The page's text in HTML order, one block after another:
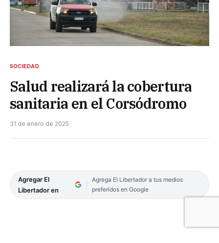
SOCIEDAD
Salud realizará la cobertura
sanitaria en el Corsódromo
31 de enero de 2025
Agregar El
Libertador en
Agrega El Libertador a tus medios
preferidos en Google